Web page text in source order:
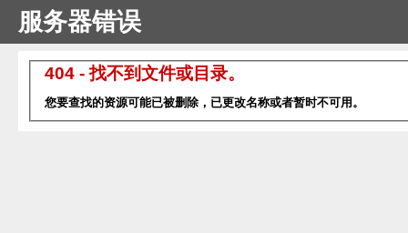
服务器错误
404 - 找不到文件或目录。
您要查找的资源可能已被删除，已更改名称或者暂时不可用。